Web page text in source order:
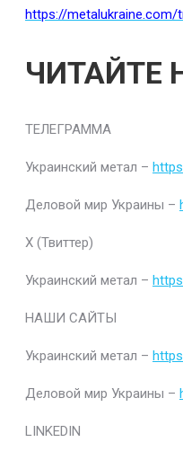
https://metalukraine.com/
ЧИТАЙТЕ
ТЕЛЕГРАММА
Украинский метал –
Деловой мир Украины –
Х (Твиттер)
Украинский метал –
НАШИ САЙТЫ
Украинский метал –
Деловой мир Украины –
LINKEDIN